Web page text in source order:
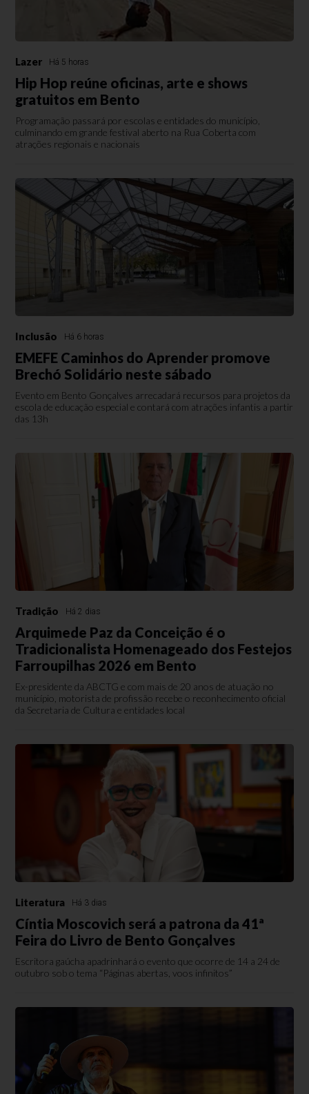
Lazer Há 5 horas
Hip Hop reúne oficinas, arte e shows
gratuitos em Bento
Programação passará por escolas e entidades do município,
culminando em grande festival aberto na Rua Coberta com
atrações regionais e nacionais
Inclusão Há 6 horas
EMEFE Caminhos do Aprender promove
Brechó Solidário neste sábado
Evento em Bento Gonçalves arrecadará recursos para projetos da
escola de educação especial e contará com atrações infantis a partir
das 13h
Tradição Há 2 dias
Arquimede Paz da Conceição é o
Tradicionalista Homenageado dos Festejos
Farroupilhas 2026 em Bento
Ex-presidente da ABCTG e com mais de 20 anos de atuação no
município, motorista de profissão recebe o reconhecimento oficial
da Secretaria de Cultura e entidades local
Literatura Há 3 dias
Cíntia Moscovich será a patrona da 41ª
Feira do Livro de Bento Gonçalves
Escritora gaúcha apadrinhará o evento que ocorre de 14 a 24 de
outubro sob o tema “Páginas abertas, voos infinitos”